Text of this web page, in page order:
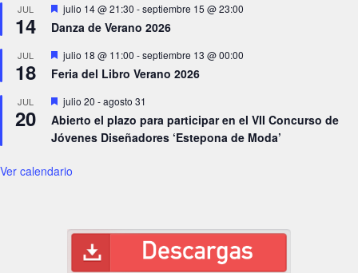
JUL
14
Destacado
julio 14 @ 21:30 -septiembre 15 @ 23:00
Danza de Verano 2026
JUL
18
Destacado
julio 18 @ 11:00 -septiembre 13 @ 00:00
Feria del Libro Verano 2026
JUL
20
Destacado
julio 20 -agosto 31
Abierto el plazo para participar en el VII Concurso de
Jóvenes Diseñadores ‘Estepona de Moda’
Ver calendario